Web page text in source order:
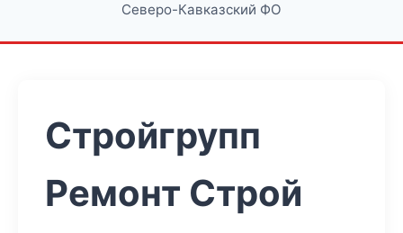
Северо-Кавказский ФО
Стройгрупп
Ремонт Строй